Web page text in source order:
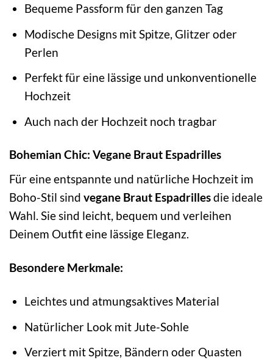
Bequeme Passform für den ganzen Tag
Modische Designs mit Spitze, Glitzer oder
Perlen
Perfekt für eine lässige und unkonventionelle
Hochzeit
Auch nach der Hochzeit noch tragbar
Bohemian Chic: Vegane Braut Espadrilles
Für eine entspannte und natürliche Hochzeit im
Boho-Stil sind vegane Braut Espadrillesdie ideale
Wahl. Sie sind leicht, bequem und verleihen
Deinem Outfit eine lässige Eleganz.
Besondere Merkmale:
Leichtes und atmungsaktives Material
Natürlicher Look mit Jute-Sohle
Verziert mit Spitze, Bändern oder Quasten